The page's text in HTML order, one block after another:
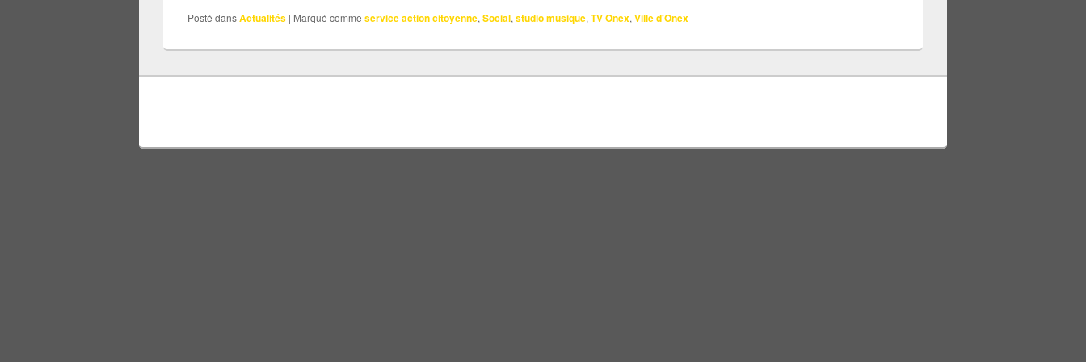
Posté dansActualités | Marqué comme service action citoyenne, Social, studio musique, TV Onex, Ville d'Onex